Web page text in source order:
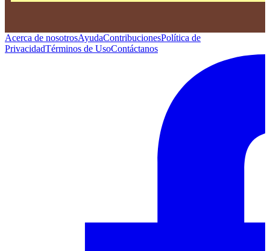
Acerca de nosotrosAyudaContribucionesPolítica de
PrivacidadTérminos de UsoContáctanos